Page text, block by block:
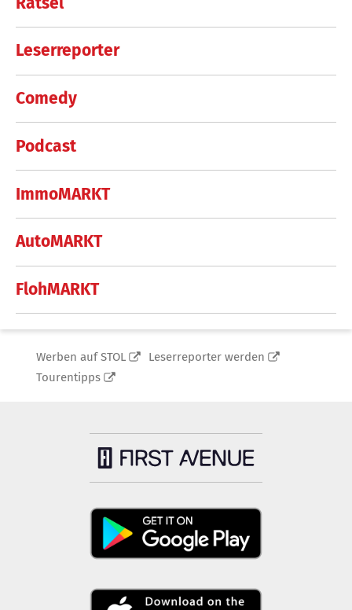
Leserreporter
Comedy
Podcast
ImmoMARKT
AutoMARKT
FlohMARKT
Werben auf STOL
Leserreporter werden
Tourentipps